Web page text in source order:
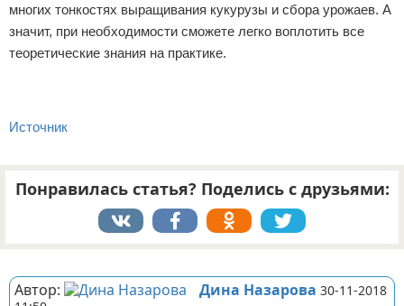
многих тонкостях выращивания кукурузы и сбора урожаев. А
значит, при необходимости сможете легко воплотить все
теоретические знания на практике.
Источник
Понравилась статья? Поделись с друзьями:
Автор: Дина Назарова 30-11-2018